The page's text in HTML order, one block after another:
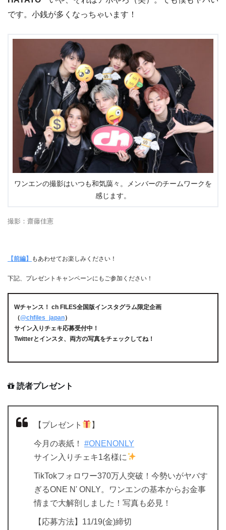
です。小銭が多くなっちゃいます！
ワンエンの撮影はいつも和気藹々。メンバーのチームワークを
感じます。
撮影：齋藤佳憲
【前編】 もあわせてお楽しみください！
下記、プレゼントキャンペーンにもご参加ください！
Wチャンス！ ch FILES全国版インスタグラム限定企画
（@chfiles_japan）
サイン入りチェキ応募受付中！
Twitterとインスタ、両方の写真をチェックしてね！
読者プレゼント
【プレゼント 】
今月の表紙！ #ONENONLY
サイン入りチェキ1名様に
TikTokフォロワー370万人突破！今勢いがヤバす
ぎるONE N' ONLY。ワンエンの基本からお金事
情まで大解剖しました！写真も必見！
【応募方法】11/19(金)締切